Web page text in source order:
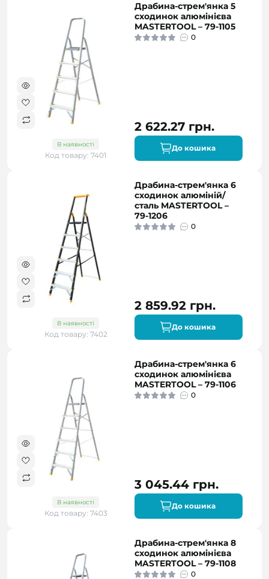
В наявності
Код товару: 7401
Драбина-стрем'янка 5
сходинок алюмінієва
MASTERTOOL – 79-1105
0
2 622.27 грн.
До кошика
В наявності
Код товару: 7402
Драбина-стрем'янка 6
сходинок алюміній/
сталь MASTERTOOL –
79-1206
0
2 859.92 грн.
До кошика
В наявності
Код товару: 7403
Драбина-стрем'янка 6
сходинок алюмінієва
MASTERTOOL – 79-1106
0
3 045.44 грн.
До кошика
Драбина-стрем'янка 8
сходинок алюмінієва
MASTERTOOL – 79-1108
0